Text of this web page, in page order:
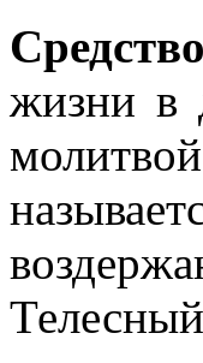
жизни в